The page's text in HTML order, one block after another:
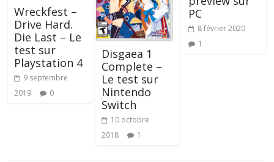
Wreckfest –
Drive Hard.
Die Last – Le
test sur
Playstation 4
9 septembre
2019
0
Disgaea 1
Complete –
Le test sur
Nintendo
Switch
10 octobre
2018
1
PC
8 février 2020
1